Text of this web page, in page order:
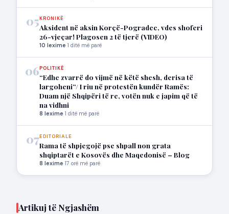
05 KRONIKË
Aksident në aksin Korçë-Pogradec, vdes shoferi
26-vjeçar! Plagosen 2 të tjerë (VIDEO)
10 lexime·1 ditë më parë
06 POLITIKË
“Edhe zvarrë do vijmë në këtë shesh, derisa të
largoheni”/ I riu në protestën kundër Ramës:
Duam një Shqipëri të re, votën nuk e japim që të
na vidhni
8 lexime·1 ditë më parë
07EDITORIALE
Rama të shpjegojë pse shpall non grata
shqiptarët e Kosovës dhe Maqedonisë – Blog
8 lexime·17 orë më parë
Artikuj të Ngjashëm